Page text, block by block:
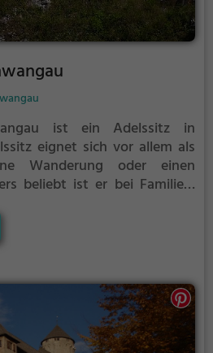
ist ein Adelssitz in
eignet sich vor allem als
Wanderung oder einen
beliebt ist er bei Familien,
Aspekte aus längst
und bietet einen kleinen